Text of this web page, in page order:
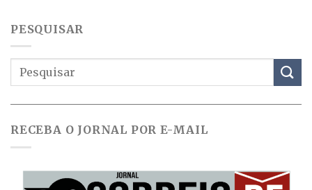
PESQUISAR
RECEBA O JORNAL POR E-MAIL